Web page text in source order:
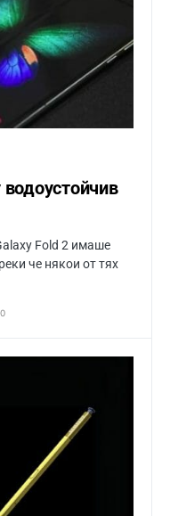
Fold 2 имаше
че някои от тях